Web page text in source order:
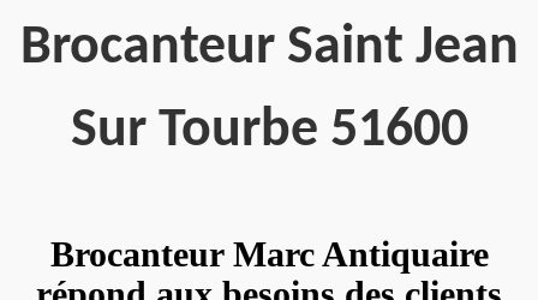
Brocanteur Saint Jean
Sur Tourbe 51600
Brocanteur Marc Antiquaire